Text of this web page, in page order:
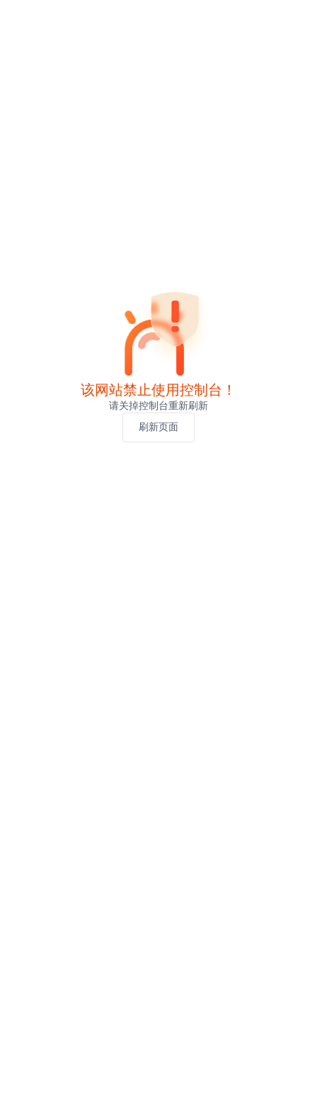
该网站禁止使用控制台！
请关掉控制台重新刷新
刷新页面